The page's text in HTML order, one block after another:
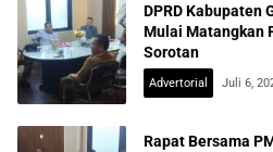
DPRD Kabupaten
Mulai Matangkan
Sorotan
Advertorial Juli 6,
Rapat Bersama